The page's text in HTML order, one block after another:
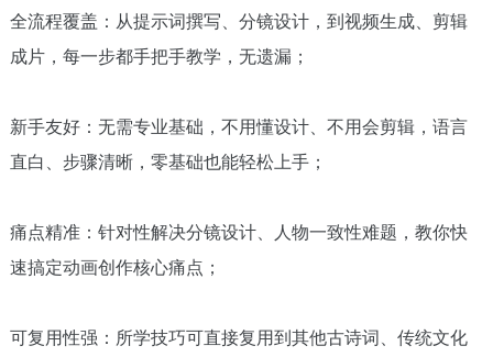
全流程覆盖：从提示词撰写、分镜设计，到视频生成、剪辑
成片，每一步都手把手教学，无遗漏；
新手友好：无需专业基础，不用懂设计、不用会剪辑，语言
直白、步骤清晰，零基础也能轻松上手；
痛点精准：针对性解决分镜设计、人物一致性难题，教你快
速搞定动画创作核心痛点；
可复用性强：所学技巧可直接复用到其他古诗词、传统文化